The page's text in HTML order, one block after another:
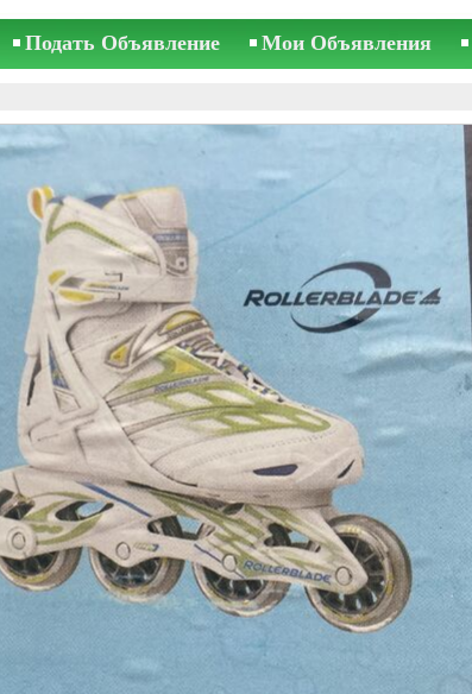
Подать Объявление Мои Объявления